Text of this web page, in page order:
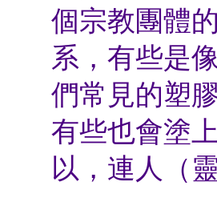
個宗教團體
系，有些是
們常見的塑
有些也會塗
以，連人（